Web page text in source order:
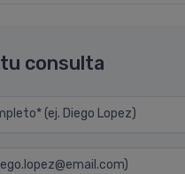
consulta
(ej. Diego Lopez)